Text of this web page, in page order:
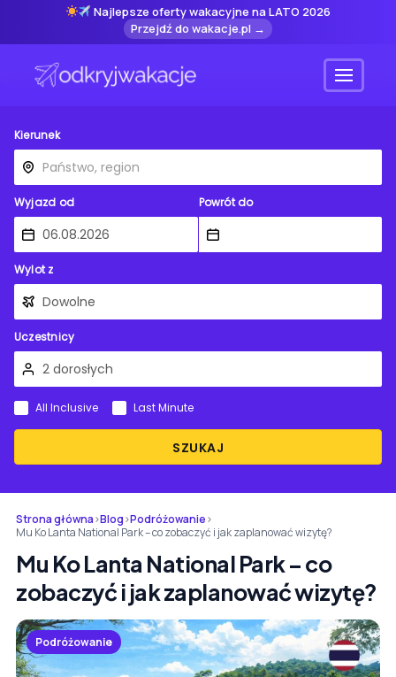
Najlepsze oferty wakacyjne na LATO 2026
Przejdź do wakacje.pl →
Menu
Kierunek
Wyjazd od Powrót do
Wylot z
Uczestnicy
SZUKAJ
All Inclusive Last Minute
Strona główna›Blog›Podróżowanie›
Mu Ko Lanta National Park – co zobaczyć i jak zaplanować wizytę?
Mu Ko Lanta National Park – co
zobaczyć i jak zaplanować wizytę?
Podróżowanie